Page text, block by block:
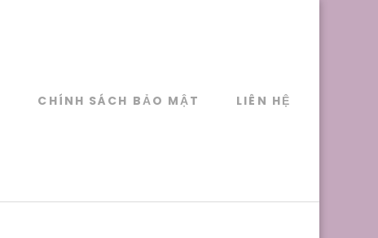
CHÍNH SÁCH BẢO MẬT LIÊN HỆ